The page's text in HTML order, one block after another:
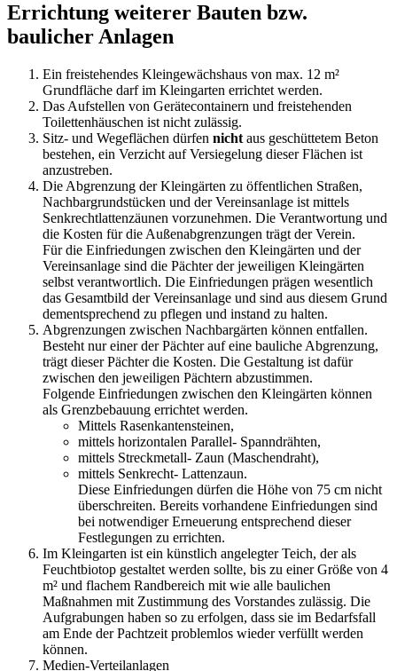
Errichtung weiterer Bauten bzw.
baulicher Anlagen
Ein freistehendes Kleingewächshaus von max. 12 m²
Grundfläche darf im Kleingarten errichtet werden.
Das Aufstellen von Gerätecontainern und freistehenden
Toilettenhäuschen ist nicht zulässig.
Sitz- und Wegeflächen dürfen nicht aus geschüttetem Beton
bestehen, ein Verzicht auf Versiegelung dieser Flächen ist
anzustreben.
Die Abgrenzung der Kleingärten zu öffentlichen Straßen,
Nachbargrundstücken und der Vereinsanlage ist mittels
Senkrechtlattenzäunen vorzunehmen. Die Verantwortung und
die Kosten für die Außenabgrenzungen trägt der Verein.
Für die Einfriedungen zwischen den Kleingärten und der
Vereinsanlage sind die Pächter der jeweiligen Kleingärten
selbst verantwortlich. Die Einfriedungen prägen wesentlich
das Gesamtbild der Vereinsanlage und sind aus diesem Grund
dementsprechend zu pflegen und instand zu halten.
Abgrenzungen zwischen Nachbargärten können entfallen.
Besteht nur einer der Pächter auf eine bauliche Abgrenzung,
trägt dieser Pächter die Kosten. Die Gestaltung ist dafür
zwischen den jeweiligen Pächtern abzustimmen.
Folgende Einfriedungen zwischen den Kleingärten können
als Grenzbebauung errichtet werden.
Mittels Rasenkantensteinen,
mittels horizontalen Parallel- Spanndrähten,
mittels Streckmetall- Zaun (Maschendraht),
mittels Senkrecht- Lattenzaun.
Diese Einfriedungen dürfen die Höhe von 75 cm nicht
überschreiten. Bereits vorhandene Einfriedungen sind
bei notwendiger Erneuerung entsprechend dieser
Festlegungen zu errichten.
Im Kleingarten ist ein künstlich angelegter Teich, der als
Feuchtbiotop gestaltet werden sollte, bis zu einer Größe von 4
m² und flachem Randbereich mit wie alle baulichen
Maßnahmen mit Zustimmung des Vorstandes zulässig. Die
Aufgrabungen haben so zu erfolgen, dass sie im Bedarfsfall
am Ende der Pachtzeit problemlos wieder verfüllt werden
können.
Medien-Verteilanlagen